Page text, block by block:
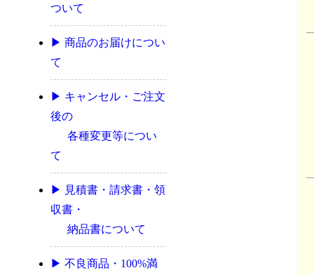
ついて
▶ 商品のお届けについ
て
▶ キャンセル・ご注文
後の
各種変更等につい
て
▶ 見積書・請求書・領
収書・
納品書について
▶ 不良商品・100%満